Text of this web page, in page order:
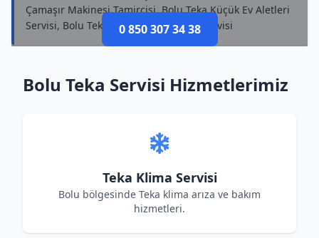
0 850 307 34 38
Çamaşır Makinesi Tamircisi, Bolu Teka Küçük Ev Aletleri
Servisi, Bolu Teka Kurutma Makinesi Servisi
Bolu Teka Servisi Hizmetlerimiz
Teka Klima Servisi
Bolu bölgesinde Teka klima arıza ve bakım
hizmetleri.